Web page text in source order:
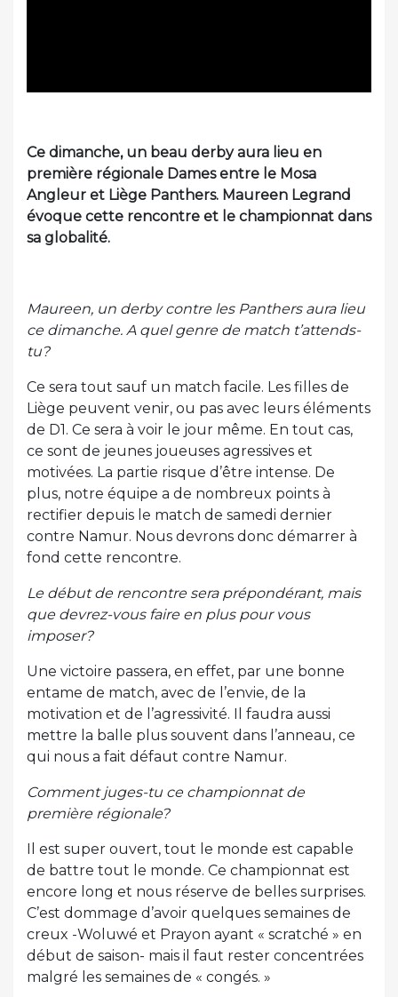
Ce dimanche, un beau derby aura lieu en
première régionale Dames entre le Mosa
Angleur et Liège Panthers. Maureen Legrand
évoque cette rencontre et le championnat dans
sa globalité.
Maureen, un derby contre les Panthers aura lieu
ce dimanche. A quel genre de match t’attends-
tu?
Ce sera tout sauf un match facile. Les filles de
Liège peuvent venir, ou pas avec leurs éléments
de D1. Ce sera à voir le jour même. En tout cas,
ce sont de jeunes joueuses agressives et
motivées. La partie risque d’être intense. De
plus, notre équipe a de nombreux points à
rectifier depuis le match de samedi dernier
contre Namur. Nous devrons donc démarrer à
fond cette rencontre.
Le début de rencontre sera prépondérant, mais
que devrez-vous faire en plus pour vous
imposer?
Une victoire passera, en effet, par une bonne
entame de match, avec de l’envie, de la
motivation et de l’agressivité. Il faudra aussi
mettre la balle plus souvent dans l’anneau, ce
qui nous a fait défaut contre Namur.
Comment juges-tu ce championnat de
première régionale?
Il est super ouvert, tout le monde est capable
de battre tout le monde. Ce championnat est
encore long et nous réserve de belles surprises.
C’est dommage d’avoir quelques semaines de
creux -Woluwé et Prayon ayant « scratché » en
début de saison- mais il faut rester concentrées
malgré les semaines de « congés. »